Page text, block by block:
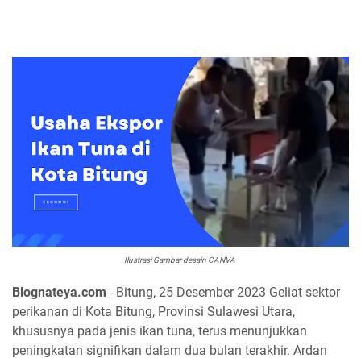
Ilustrasi Gambar desain CANVA
Blognateya.com - Bitung, 25 Desember 2023 Geliat sektor
perikanan di Kota Bitung, Provinsi Sulawesi Utara,
khususnya pada jenis ikan tuna, terus menunjukkan
peningkatan signifikan dalam dua bulan terakhir. Ardan